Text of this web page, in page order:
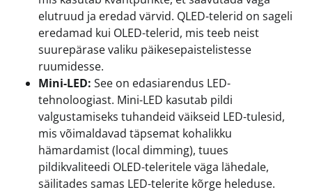
elutruud ja eredad värvid. QLED-telerid on sageli
eredamad kui OLED-telerid, mis teeb neist
suurepärase valiku päikesepaistelistesse
ruumidesse.
Mini-LED: See on edasiarendus LED-
tehnoloogiast. Mini-LED kasutab pildi
valgustamiseks tuhandeid väikseid LED-tulesid,
mis võimaldavad täpsemat kohalikku
hämardamist (local dimming), tuues
pildikvaliteedi OLED-teleritele väga lähedale,
säilitades samas LED-telerite kõrge heleduse.